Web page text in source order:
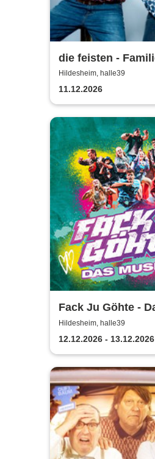
die feisten -
Hildesheim, halle39
11.12.2026
Fack Ju Göhte -
Hildesheim, halle39
12.12.2026 - 13.12.2026